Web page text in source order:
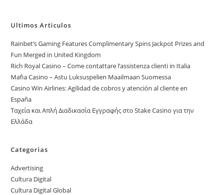
Ultimos Articulos
Rainbet’s Gaming Features Complimentary Spins Jackpot Prizes and
Fun Merged in United Kingdom
Rich Royal Casino – Come contattare l’assistenza clienti in Italia
Mafia Casino – Astu Luksuspelien Maailmaan Suomessa
Casino Win Airlines: Agilidad de cobros y atención al cliente en
España
Ταχεία και Απλή Διαδικασία Εγγραφής στο Stake Casino για την
Ελλάδα
Categorias
Advertising
Cultura Digital
Cultura Digital Global